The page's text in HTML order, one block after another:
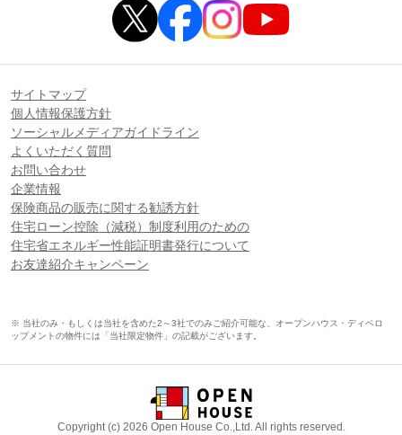
サイトマップ
個人情報保護方針
ソーシャルメディアガイドライン
よくいただく質問
お問い合わせ
企業情報
保険商品の販売に関する勧誘方針
住宅ローン控除（減税）制度利用のための
住宅省エネルギー性能証明書発行について
お友達紹介キャンペーン
※ 当社のみ・もしくは当社を含めた2～3社でのみご紹介可能な、オープンハウス・ディベロ
ップメントの物件には「当社限定物件」の記載がございます。
Copyright (c) 2026 Open House Co.,Ltd. All rights reserved.